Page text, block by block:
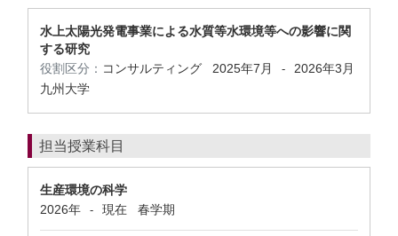
水上太陽光発電事業による水質等水環境等への影響に関
する研究
役割区分： コンサルティング 2025年7月 -
2026年3月
九州大学
担当授業科目
生産環境の科学
2026年
- 現在 春学期